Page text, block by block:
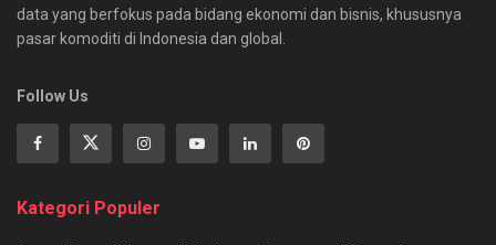
data yang berfokus pada bidang ekonomi dan bisnis, khususnya
pasar komoditi di Indonesia dan global.
Follow Us
Kategori Populer